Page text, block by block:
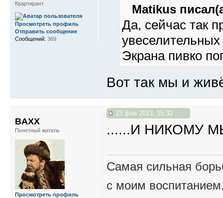
Matikus
Да, сейчас так
Экрана пивко
Вот так мы и
Квартирант
Просмотреть профиль
Отправить сообщение
Сообщений: 369
23 фев 2013, 15:32
......И НИКОМУ
Самая сильная
с моим
BAXX
Почетный житель
Просмотреть профиль